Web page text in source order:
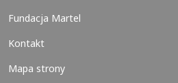
Fundacja Martel
Kontakt
Mapa strony